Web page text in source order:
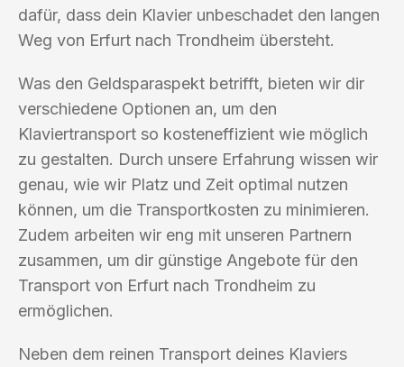
dafür, dass dein Klavier unbeschadet den langen
Weg von Erfurt nach Trondheim übersteht.
Was den Geldsparaspekt betrifft, bieten wir dir
verschiedene Optionen an, um den
Klaviertransport so kosteneffizient wie möglich
zu gestalten. Durch unsere Erfahrung wissen wir
genau, wie wir Platz und Zeit optimal nutzen
können, um die Transportkosten zu minimieren.
Zudem arbeiten wir eng mit unseren Partnern
zusammen, um dir günstige Angebote für den
Transport von Erfurt nach Trondheim zu
ermöglichen.
Neben dem reinen Transport deines Klaviers